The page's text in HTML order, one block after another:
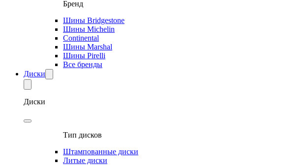
Бренд
Шины Bridgestone
Шины Michelin
Continental
Шины Marshal
Шины Pirelli
Все бренды
Диски
Диски
Тип дисков
Штампованные диски
Литые диски